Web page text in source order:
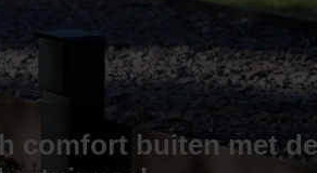
comfort buiten met de